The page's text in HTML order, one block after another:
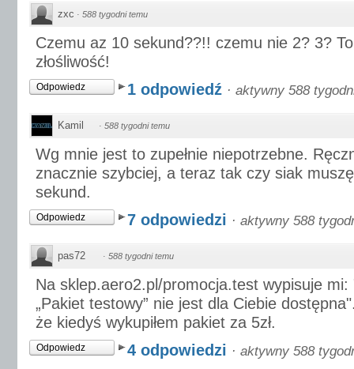
zxc · 588 tygodni temu
Czemu az 10 sekund??!! czemu nie 2? 3?
złośliwość!
Odpowiedz 1 odpowiedź · aktywny 588
Kamil · 588 tygodni temu
Wg mnie jest to zupełnie niepotrzebne.
znacznie szybciej, a teraz tak czy siak
sekund.
Odpowiedz 7 odpowiedzi · aktywny 588
pas72 · 588 tygodni temu
Na sklep.aero2.pl/promocja.test wypisuje mi:
„Pakiet testowy” nie jest dla Ciebie
że kiedyś wykupiłem pakiet za 5zł.
Odpowiedz 4 odpowiedzi · aktywny 588